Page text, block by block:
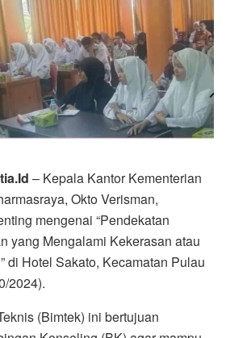
– Kepala Kantor Kementerian
Okto Verisman,
mengenai “Pendekatan
yang Mengalami Kekerasan atau
di Hotel Sakato, Kecamatan Pulau
2024).
(Bimtek) ini bertujuan